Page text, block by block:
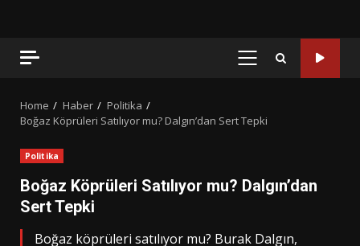
PRIMARY
Home Haber
Politika
Boğaz Köprüleri Satılıyor mu? Dalgın’dan Sert Tepki
Politika
Boğaz Köprüleri Satılıyor mu? Dalgın’dan
Sert Tepki
Boğaz köprüleri satılıyor mu? Burak Dalgın,